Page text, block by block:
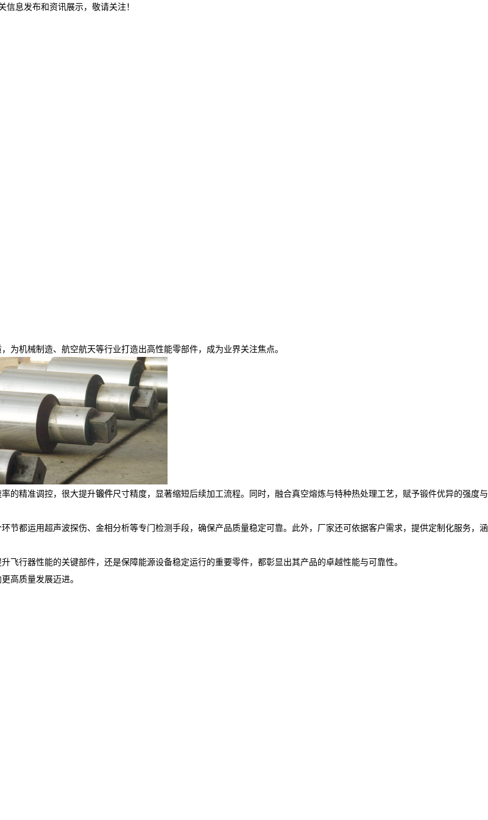
息发布和资讯展示，敬请关注！
为机械制造、航空航天等行业打造出高性能零部件，成为业界关注焦点。
的精准调控，很大提升锻件尺寸精度，显著缩短后续加工流程。同时，融合真空熔炼与特种热处理工艺，赋予锻件优异的强度与
都运用超声波探伤、金相分析等专门检测手段，确保产品质量稳定可靠。此外，厂家还可依据客户需求，提供定制化服务，涵
行器性能的关键部件，还是保障能源设备稳定运行的重要零件，都彰显出其产品的卓越性能与可靠性。​
高质量发展迈进。